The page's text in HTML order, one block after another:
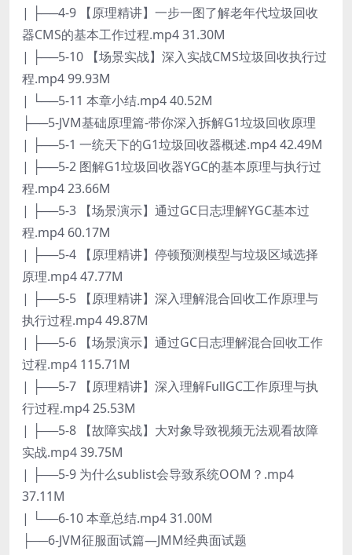
| ├──4-9 【原理精讲】一步一图了解老年代垃圾回收
器CMS的基本工作过程.mp4 31.30M
| ├──5-10 【场景实战】深入实战CMS垃圾回收执行过
程.mp4 99.93M
| └──5-11 本章小结.mp4 40.52M
├──5-JVM基础原理篇-带你深入拆解G1垃圾回收原理
| ├──5-1 一统天下的G1垃圾回收器概述.mp4 42.49M
| ├──5-2 图解G1垃圾回收器YGC的基本原理与执行过
程.mp4 23.66M
| ├──5-3 【场景演示】通过GC日志理解YGC基本过
程.mp4 60.17M
| ├──5-4 【原理精讲】停顿预测模型与垃圾区域选择
原理.mp4 47.77M
| ├──5-5 【原理精讲】深入理解混合回收工作原理与
执行过程.mp4 49.87M
| ├──5-6 【场景演示】通过GC日志理解混合回收工作
过程.mp4 115.71M
| ├──5-7 【原理精讲】深入理解FullGC工作原理与执
行过程.mp4 25.53M
| ├──5-8 【故障实战】大对象导致视频无法观看故障
实战.mp4 39.75M
| ├──5-9 为什么sublist会导致系统OOM？.mp4
37.11M
| └──6-10 本章总结.mp4 31.00M
├──6-JVM征服面试篇—JMM经典面试题